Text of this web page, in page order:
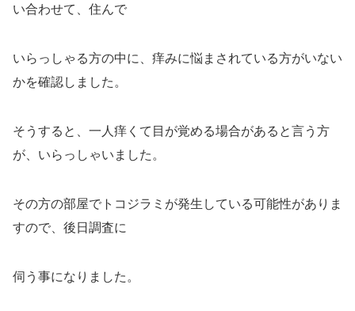
い合わせて、住んで
いらっしゃる方の中に、痒みに悩まされている方がいない
かを確認しました。
そうすると、一人痒くて目が覚める場合があると言う方
が、いらっしゃいました。
その方の部屋でトコジラミが発生している可能性がありま
すので、後日調査に
伺う事になりました。